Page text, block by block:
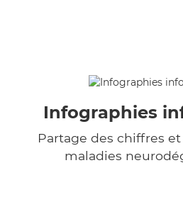
Infographies
Partage des chiffres
maladies